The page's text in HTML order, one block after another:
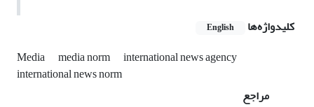
کلیدواژه‌ها
English
Media media norm
international news agency
international news norm
مراجع